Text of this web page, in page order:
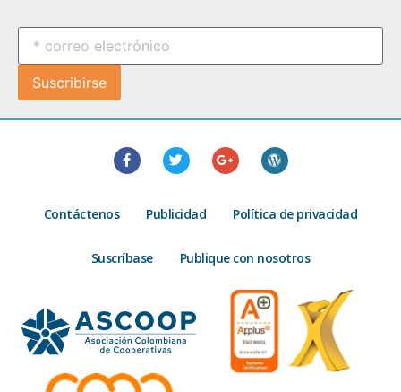
Contáctenos Publicidad Política de privacidad
Suscríbase Publique con nosotros